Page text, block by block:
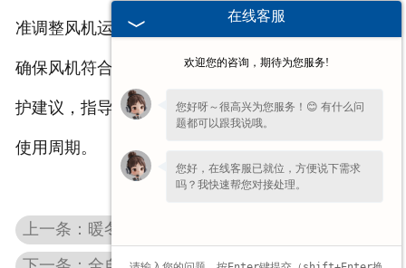
准调整风机运行参数，检查密封性能与运行稳定性，
确保风机符合化工生产的安全要求。同时提供后期维
护建议，指导企业定期检查部件损耗情况，延长风机
使用周期。
在线客服
欢迎您的咨询，期待为您服务!
您好呀～很高兴为您服务！😊 有什么问
题都可以跟我说哦。
您好，在线客服已就位，方便说下需求
吗？我快速帮您对接处理。